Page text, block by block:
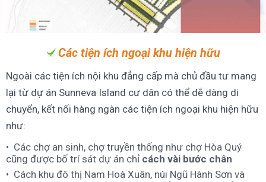
Các tiện ích ngoại khu hiện hữu
Ngoài các tiện ích nội khu đẳng cấp mà chủ đầu tư mang
lại từ dự án Sunneva Island cư dân có thể dễ dàng di
chuyển, kết nối hàng ngàn các tiện ích ngoại khu hiện hữu
như:
Các chợ an sinh, chợ truyền thống như chợ Hòa Quý
cũng được bố trí sát dự án chỉ cách vài bước chân
Cách khu đô thị Nam Hoà Xuân, núi Ngũ Hành Sơn và